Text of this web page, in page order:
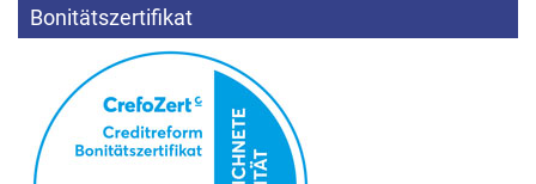
Bonitätszertifikat